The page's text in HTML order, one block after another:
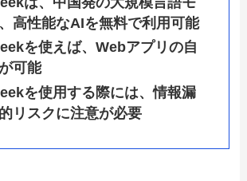
高性能なAIを無料で利用可能
を使えば、Webアプリの自
可能
を使用する際には、情報漏
リスクに注意が必要